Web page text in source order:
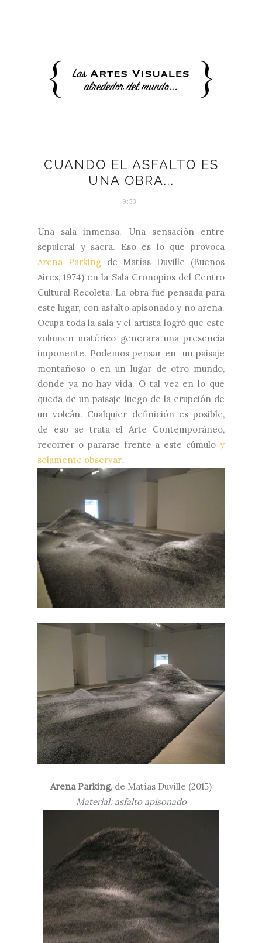
CUANDO EL ASFALTO ES
UNA OBRA...
9:53
Una sala inmensa. Una sensación entre
sepulcral y sacra. Eso es lo que provoca
Arena Parkingde Matías Duville (Buenos
Aires, 1974) en la Sala Cronopios del Centro
Cultural Recoleta. La obra fue pensada para
este lugar, con asfalto apisonado y no arena.
Ocupa toda la sala y el artista logró que este
volumen matérico generara una presencia
imponente. Podemos pensar en
un paisaje
montañoso o en un lugar de otro mundo,
donde ya no hay vida. O tal vez en lo que
queda de un paisaje luego de la erupción de
un volcán. Cualquier definición es posible,
de eso se trata el Arte Contemporáneo,
recorrer o pararse frente a este cúmulo y
solamente observar.
Arena Parking, de Matías Duville (2015)
Material: asfalto apisonado